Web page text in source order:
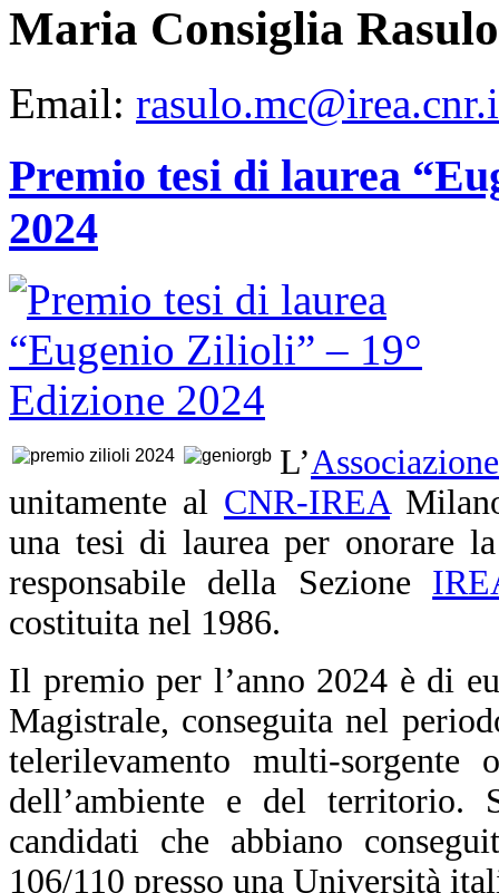
Maria Consiglia Rasulo
Email:
Premio tesi di laurea
2024
L’
unitamente al CNR-IREA
una tesi di laurea per onorare
responsabile della Sezione
costituita nel 1986.
Il premio per l’anno 2024 è di
Magistrale, conseguita nel
telerilevamento multi-
dell’ambiente e del territorio.
candidati che abbiano
106/110 presso una Università